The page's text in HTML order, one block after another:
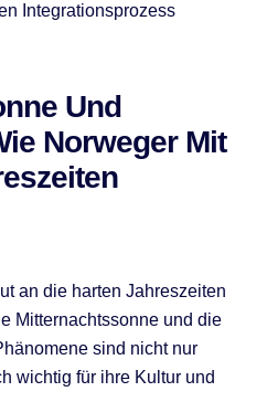
Integrationsprozess
Und
Norweger Mit
an die harten Jahreszeiten
Mitternachtssonne und die
sind nicht nur
wichtig für ihre Kultur und